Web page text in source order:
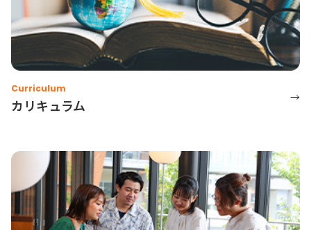
Curriculum
カリキュラム →